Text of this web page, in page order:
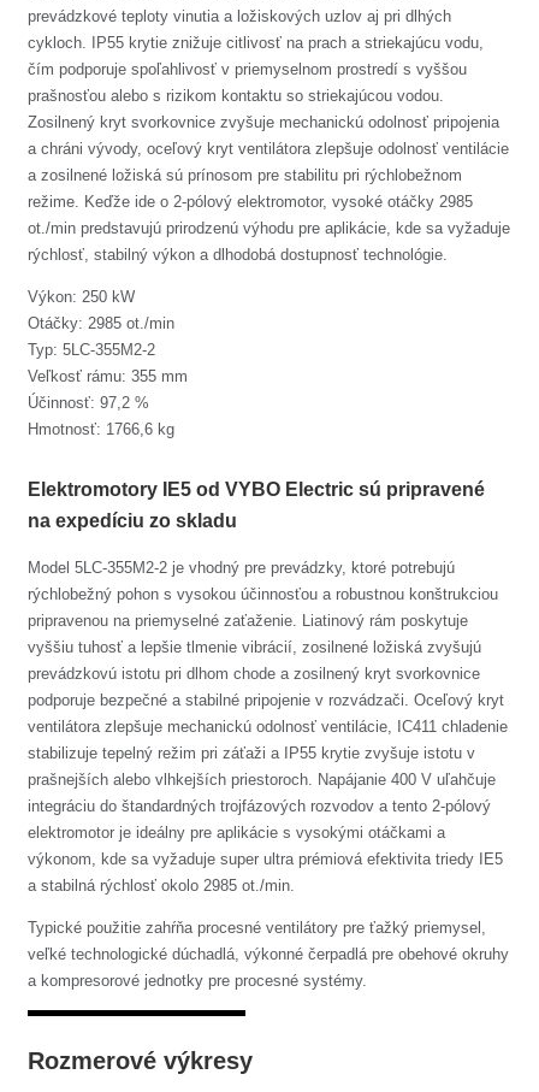
prevádzkové teploty vinutia a ložiskových uzlov aj pri dlhých
cykloch. IP55 krytie znižuje citlivosť na prach a striekajúcu vodu,
čím podporuje spoľahlivosť v priemyselnom prostredí s vyššou
prašnosťou alebo s rizikom kontaktu so striekajúcou vodou.
Zosilnený kryt svorkovnice zvyšuje mechanickú odolnosť pripojenia
a chráni vývody, oceľový kryt ventilátora zlepšuje odolnosť ventilácie
a zosilnené ložiská sú prínosom pre stabilitu pri rýchlobežnom
režime. Keďže ide o 2-pólový elektromotor, vysoké otáčky 2985
ot./min predstavujú prirodzenú výhodu pre aplikácie, kde sa vyžaduje
rýchlosť, stabilný výkon a dlhodobá dostupnosť technológie.
Výkon: 250 kW
Otáčky: 2985 ot./min
Typ: 5LC-355M2-2
Veľkosť rámu: 355 mm
Účinnosť: 97,2 %
Hmotnosť: 1766,6 kg
Elektromotory IE5 od VYBO Electric sú pripravené
na expedíciu zo skladu
Model 5LC-355M2-2 je vhodný pre prevádzky, ktoré potrebujú
rýchlobežný pohon s vysokou účinnosťou a robustnou konštrukciou
pripravenou na priemyselné zaťaženie. Liatinový rám poskytuje
vyššiu tuhosť a lepšie tlmenie vibrácií, zosilnené ložiská zvyšujú
prevádzkovú istotu pri dlhom chode a zosilnený kryt svorkovnice
podporuje bezpečné a stabilné pripojenie v rozvádzači. Oceľový kryt
ventilátora zlepšuje mechanickú odolnosť ventilácie, IC411 chladenie
stabilizuje tepelný režim pri záťaži a IP55 krytie zvyšuje istotu v
prašnejších alebo vlhkejších priestoroch. Napájanie 400 V uľahčuje
integráciu do štandardných trojfázových rozvodov a tento 2-pólový
elektromotor je ideálny pre aplikácie s vysokými otáčkami a
výkonom, kde sa vyžaduje super ultra prémiová efektivita triedy IE5
a stabilná rýchlosť okolo 2985 ot./min.
Typické použitie zahŕňa procesné ventilátory pre ťažký priemysel,
veľké technologické dúchadlá, výkonné čerpadlá pre obehové okruhy
a kompresorové jednotky pre procesné systémy.
Rozmerové výkresy